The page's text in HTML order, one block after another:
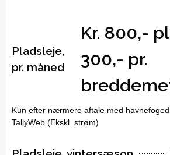
Pladsleje,
pr. måned
Kr. 800,-
300,- pr.
Kun efter nærmere aftale med
TallyWeb (Ekskl. strøm)